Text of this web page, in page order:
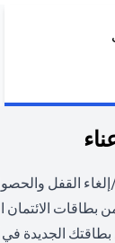
القفل
الجديدة